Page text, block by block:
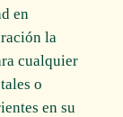
en
la
cualquier
o
en su